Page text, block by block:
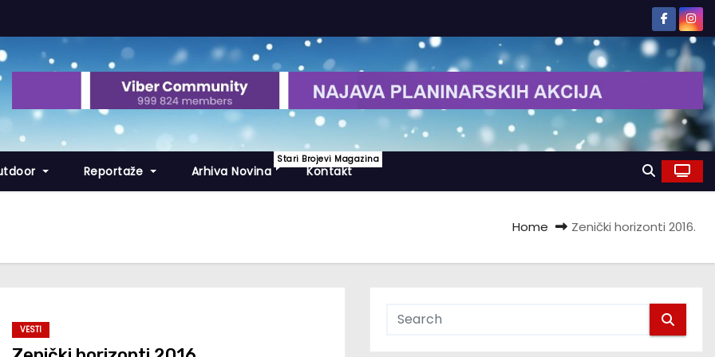
Reportaže Arhiva Novina
Stari Brojevi Magazina
Kontakt
Home Zenički horizonti 2016.
VESTI